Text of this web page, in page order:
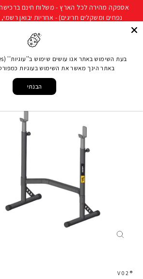
להמשך
נפחים ומשקלים חריגים) - אחריות יבואן רשמי, מעל 40 שנות
עמוד הבית/ציוד כושר ביתי/משקולות/כלוב משקולות /
®V02
באתר הינך מאשר את השימוש בעוגיות
הבנתי